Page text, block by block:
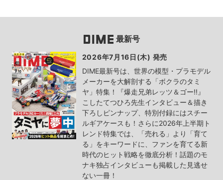
最新号
2026年7月16日(木) 発売
DIME最新号は、世界の模型・プラモデル
メーカーを大解剖する「ボクラのタミ
ヤ」特集！『爆走兄弟レッツ＆ゴー!!』
こしたてつひろ先生インタビュー＆描き
下ろしピンナップ、特別付録にはスチー
ルギアケースも！さらに2026年上半期ト
レンド特集では、「売れる」より「育て
る」をキーワードに、ファンを育てる新
時代のヒット戦略を徹底分析！話題のモ
ナキ独占インタビューも掲載した見逃せ
ない一冊！